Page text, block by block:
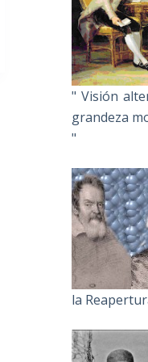
" Visión
grandeza
"
la